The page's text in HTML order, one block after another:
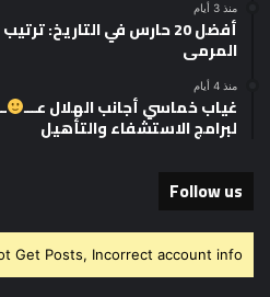
منذ 3 أيام
أفضل 20 حارس في
المرمى
منذ 4 أيام
غياب خماسي أجانب الهلال عـــ
لبرامج الاستشفاء والتأهيل
Follow us
Get Posts, Incorrect account info.